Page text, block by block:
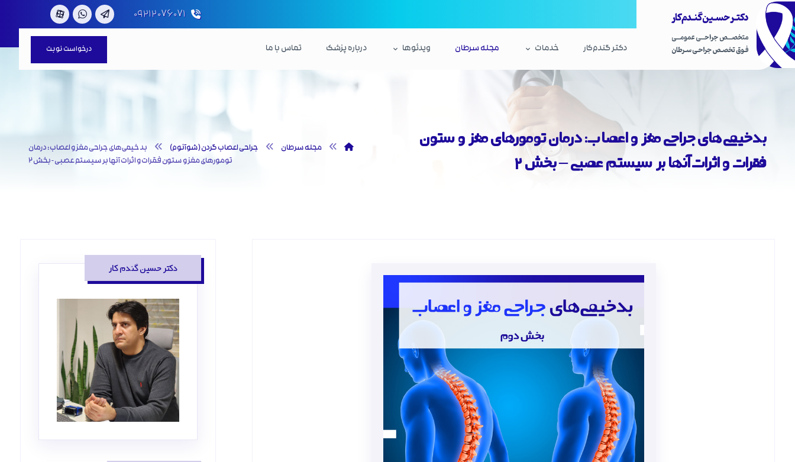
۰۹۲۱۲۰۷۶۰۷۱
درخواست نوبت دکتر گندم‌کار خدمات مجله سرطان ویدئوها درباره پزشک تماس با ما
بدخیمی‌های جراحی مغز و اعصاب: درمان تومورهای مغز و ستون
فقرات و اثرات آنها بر سیستم عصبی – بخش ۲
مجله سرطان جراحی اعصاب گردن (شوآنوم)
بدخیمی‌های جراحی مغز و اعصاب: درمان
تومورهای مغز و ستون فقرات و اثرات آنها بر سیستم عصبی - بخش ۲
دکتر حسین گندم کار